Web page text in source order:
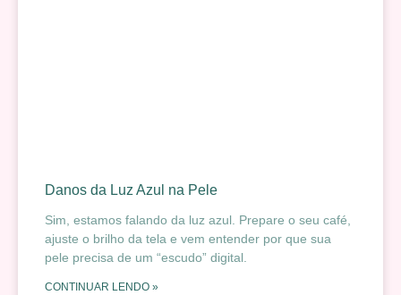
Danos da Luz Azul na Pele
Sim, estamos falando da luz azul. Prepare o seu café,
ajuste o brilho da tela e vem entender por que sua
pele precisa de um “escudo” digital.
CONTINUAR LENDO »